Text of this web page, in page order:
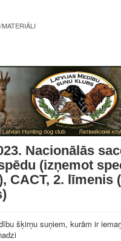
Nacionālās
(izņemot
CACT, 2. līmenis
šķirņu suņiem, kurām ir